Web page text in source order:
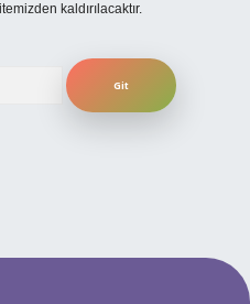
kaldırılacaktır.